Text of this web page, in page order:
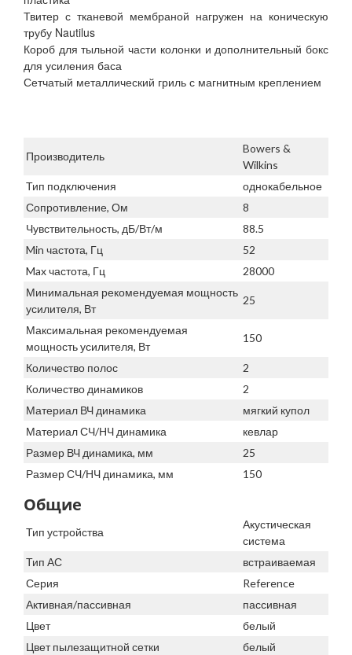
Твитер с тканевой мембраной нагружен на коническую
трубу Nautilus
Короб для тыльной части колонки и дополнительный бокс
для усиления баса
Сетчатый металлический гриль с магнитным креплением
Производитель
Bowers &
Wilkins
Тип подключения
однокабельное
Сопротивление, Ом
8
Чувствительность, дБ/Вт/м
88.5
Min частота, Гц
52
Max частота, Гц
28000
Минимальная рекомендуемая мощность
усилителя, Вт
25
Максимальная рекомендуемая
мощность усилителя, Вт
150
Количество полос
2
Количество динамиков
2
Материал ВЧ динамика
мягкий купол
Материал СЧ/НЧ динамика
кевлар
Размер ВЧ динамика, мм
25
Размер СЧ/НЧ динамика, мм
150
Общие
Тип устройства
Акустическая
система
Тип АС
встраиваемая
Серия
Reference
Активная/пассивная
пассивная
Цвет
белый
Цвет пылезащитной сетки
белый